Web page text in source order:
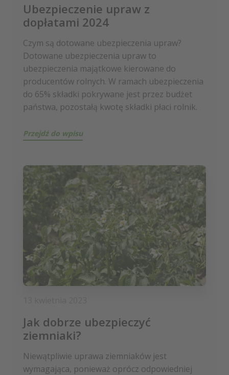
Ubezpieczenie upraw z
dopłatami 2024
Czym są dotowane ubezpieczenia upraw?
Dotowane ubezpieczenia upraw to
ubezpieczenia majątkowe kierowane do
producentów rolnych. W ramach ubezpieczenia
do 65% składki pokrywane jest przez budżet
państwa, pozostałą kwotę składki płaci rolnik.
Przejdź do wpisu
Jak dobrze ubezpieczyć
ziemniaki?
Niewątpliwie uprawa ziemniaków jest
wymagająca, ponieważ oprócz odpowiedniej